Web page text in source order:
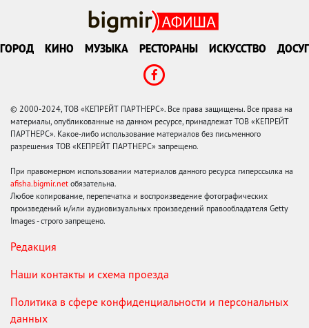
ГОРОД КИНО МУЗЫКА РЕСТОРАНЫ ИСКУССТВО ДОСУГ
© 2000-2024, ТОВ «КЕПРЕЙТ ПАРТНЕРС». Все права защищены. Все права на
материалы, опубликованные на данном ресурсе, принадлежат ТОВ «КЕПРЕЙТ
ПАРТНЕРС». Какое-либо использование материалов без письменного
разрешения ТОВ «КЕПРЕЙТ ПАРТНЕРС» запрещено.
При правомерном использовании материалов данного ресурса гиперссылка на
afisha.bigmir.net обязательна.
Любое копирование, перепечатка и воспроизведение фотографических
произведений и/или аудиовизуальных произведений правообладателя Getty
Images - строго запрещено.
Редакция
Наши контакты и схема проезда
Политика в сфере конфиденциальности и персональных
данных